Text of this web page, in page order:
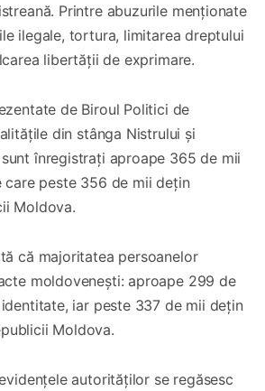
Printre abuzurile menționate
ilegale, tortura, limitarea dreptului
libertății de exprimare.
de Biroul Politici de
din stânga Nistrului și
înregistrați aproape 365 de mii
peste 356 de mii dețin
Moldova.
că majoritatea persoanelor
moldovenești: aproape 299 de
iar peste 337 de mii dețin
Moldova.
autorităților se regăsesc